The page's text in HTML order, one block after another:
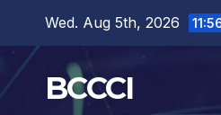
content
Wed. Aug 5th, 2026
BCCCI